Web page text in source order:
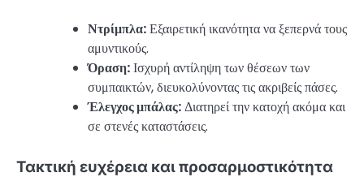
Ντρίμπλα:Εξαιρετική ικανότητα να ξεπερνά τους
αμυντικούς.
Όραση:Ισχυρή αντίληψη των θέσεων των
συμπαικτών, διευκολύνοντας τις ακριβείς πάσες.
Έλεγχος μπάλας:Διατηρεί την κατοχή ακόμα και
σε στενές καταστάσεις.
Τακτική ευχέρεια και προσαρμοστικότητα